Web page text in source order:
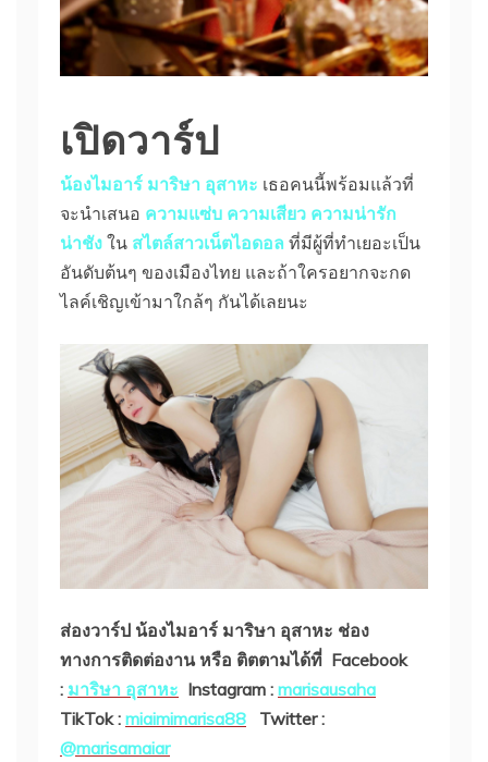
เปิดวาร์ป
น้องไมอาร์ มาริษา อุสาหะ เธอคนนี้พร้อมแล้วที่
จะนำเสนอ ความแซ่บ ความเสียว ความน่ารัก
น่าชัง ใน สไตล์สาวเน็ตไอดอล ที่มีผู้ที่ทำเยอะเป็น
อันดับต้นๆ ของเมืองไทย และถ้าใครอยากจะกด
ไลค์เชิญเข้ามาใกล้ๆ กันได้เลยนะ
ส่องวาร์ป น้องไมอาร์ มาริษา อุสาหะ ช่อง
ทางการติดต่องาน หรือ ติตตามได้ที่ Facebook
: มาริษา อุสาหะ Instagram : marisausaha
TikTok : miaimimarisa88
Twitter :
@marisamaiar